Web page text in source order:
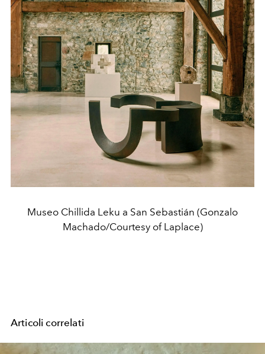
Museo Chillida Leku a San Sebastián (Gonzalo
Machado/Courtesy of Laplace)
Articoli correlati